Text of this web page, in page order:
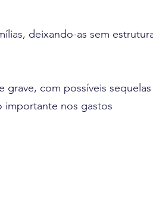
deixando-as sem
com possíveis sequelas
importante nos gastos